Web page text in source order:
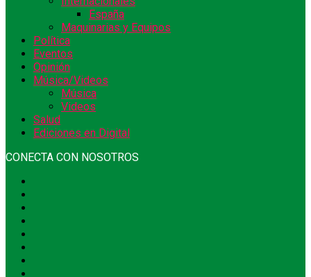
España
Maquinarias y Equipos
Política
Eventos
Opinión
Música/Videos
Música
Videos
Salud
Ediciones en Digital
CONECTA CON NOSOTROS